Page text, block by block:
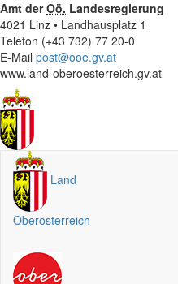
Amt derOö. Landesregierung
4021 Linz • Landhausplatz 1
Telefon (+43 732) 77 20-0
E-Mail post@ooe.gv.at
www.land-oberoesterreich.gv.at
Land
Oberösterreich